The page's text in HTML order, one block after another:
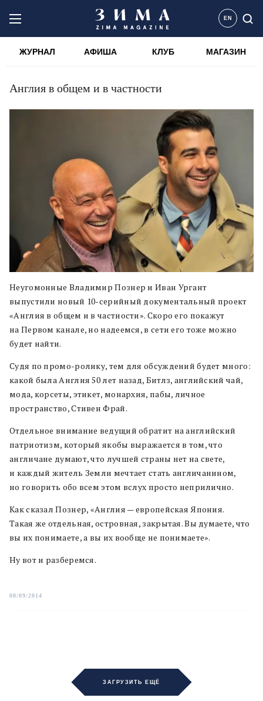
EN
ЖУРНАЛ АФИША КЛУБ МАГАЗИН
Англия в общем и в частности
Неугомонные Владимир Познер и Иван Ургант
выпустили новый 10-серийный документальный проект
«Англия в общем и в частности». Скоро его покажут
на Первом канале, но надеемся, в сети его тоже можно
будет найти.
Судя по промо-ролику, тем для обсуждений будет много:
какой была Англия 50 лет назад, Битлз, английский чай,
мода, корсеты, этикет, монархия, пабы, личное
пространство, Стивен Фрай.
Отдельное внимание ведущий обратит на английский
патриотизм, который якобы выражается в том, что
англичане думают, что лучшей страны нет на свете,
и каждый житель Земли мечтает стать англичанином,
но говорить обо всем этом вслух просто неприлично.
Как сказал Познер, «Англия — европейская Япония.
Такая же отдельная, островная, закрытая. Вы думаете, что
вы их понимаете, а вы их вообще не понимаете».
Ну вот и разберемся.
08/09/2014
ЗАГРУЗИТЬ ЕЩЁ